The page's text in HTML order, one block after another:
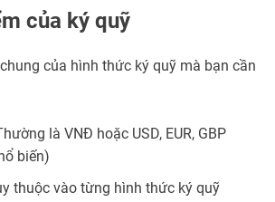
của ký quỹ
của hình thức ký quỹ mà bạn cần
là VNĐ hoặc USD, EUR, GBP
biến)
thuộc vào từng hình thức ký quỹ